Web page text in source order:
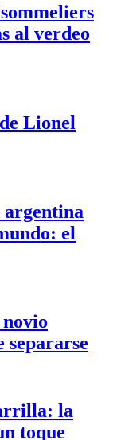
al verdeo
Lionel
argentina
el
separarse
la
toque